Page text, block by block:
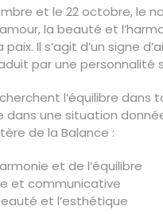
et le 22 octobre, le
la beauté et
paix. Il s’agit d’un signe
par une
l’équilibre
une situation
de la Balance :
et de l’équilibre
et communicative
et l’esthétique